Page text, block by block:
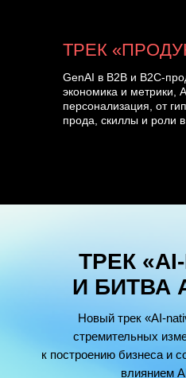
ТРЕК
GenAI в B2B и B2C-
экономика и метрики,
персонализация, от
прода, скиллы и роли